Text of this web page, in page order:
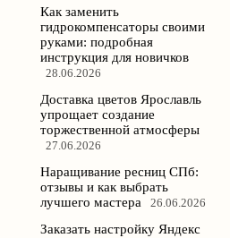
Как заменить
гидрокомпенсаторы своими
руками: подробная
инструкция для новичков
28.06.2026
Доставка цветов Ярославль
упрощает создание
торжественной атмосферы
27.06.2026
Наращивание ресниц СПб:
отзывы и как выбрать
лучшего мастера
26.06.2026
Заказать настройку Яндекс